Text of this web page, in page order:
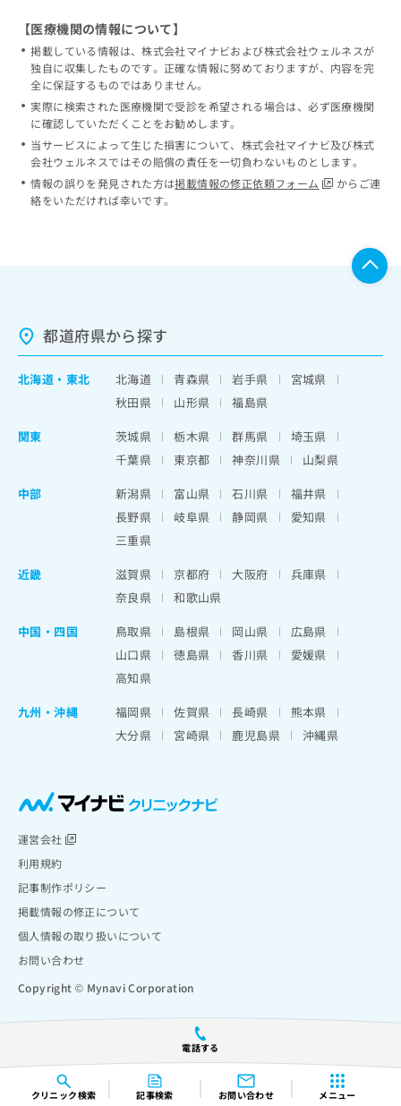
クリニック検索 記事検索 お問い合わせ メニュー
電話する
【医療機関の情報について】
掲載している情報は、株式会社マイナビおよび株式会社ウェルネスが
独自に収集したものです。正確な情報に努めておりますが、内容を完
全に保証するものではありません。
実際に検索された医療機関で受診を希望される場合は、必ず医療機関
に確認していただくことをお勧めします。
当サービスによって生じた損害について、株式会社マイナビ及び株式
会社ウェルネスではその賠償の責任を一切負わないものとします。
情報の誤りを発見された方は掲載情報の修正依頼フォーム
からご連
絡をいただければ幸いです。
都道府県から探す
北海道 ・ 東北 北海道 青森県 岩手県
宮城県
秋田県
山形県
福島県
関東
茨城県 栃木県 群馬県
埼玉県
千葉県
東京都 神奈川県
山梨県
中部
新潟県 富山県 石川県
福井県
長野県
岐阜県 静岡県
愛知県
三重県
近畿
滋賀県 京都府 大阪府
兵庫県
奈良県
和歌山県
中国・四国
鳥取県 島根県 岡山県
広島県
山口県
徳島県 香川県
愛媛県
高知県
九州・沖縄
福岡県 佐賀県 長崎県
熊本県
大分県
宮崎県 鹿児島県 沖縄県
運営会社
利用規約
記事制作ポリシー
掲載情報の修正について
個人情報の取り扱いについて
お問い合わせ
Copyright © Mynavi Corporation